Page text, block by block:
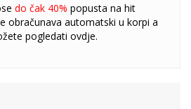
do čak 40% popusta na hit
obračunava automatski u korpi a
pogledati ovdje.